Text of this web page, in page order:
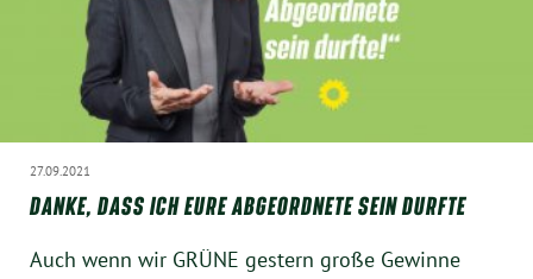
27.09.2021
DANKE, DASS ICH EURE ABGEORDNETE SEIN DURFTE
Auch wenn wir GRÜNE gestern große Gewinne